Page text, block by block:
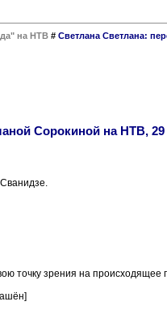
на НТВ # Светлана Светлана:
Сорокиной на НТВ, 29
точку зрения на происходящее